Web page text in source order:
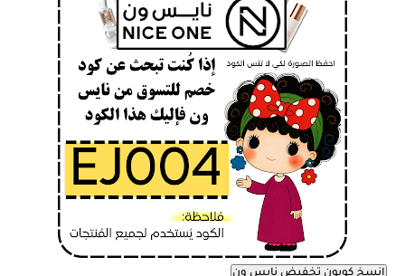
انسخ كوبون تخفيض نايس ون